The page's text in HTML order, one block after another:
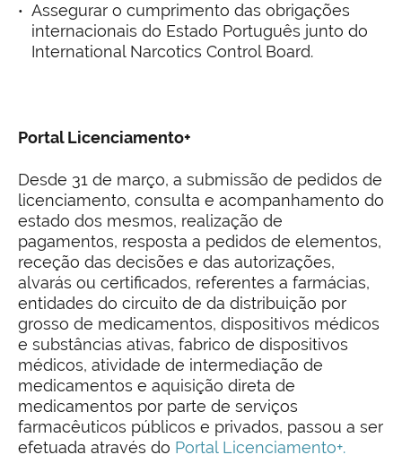
Assegurar o cumprimento das obrigações
internacionais do Estado Português junto do
International Narcotics Control Board.
Portal Licenciamento+
Desde 31 de março, a submissão de pedidos de
licenciamento, consulta e acompanhamento do
estado dos mesmos, realização de
pagamentos, resposta a pedidos de elementos,
receção das decisões e das autorizações,
alvarás ou certificados, referentes a farmácias,
entidades do circuito de da distribuição por
grosso de medicamentos, dispositivos médicos
e substâncias ativas, fabrico de dispositivos
médicos, atividade de intermediação de
medicamentos e aquisição direta de
medicamentos por parte de serviços
farmacêuticos públicos e privados, passou a ser
efetuada através do Portal Licenciamento+.